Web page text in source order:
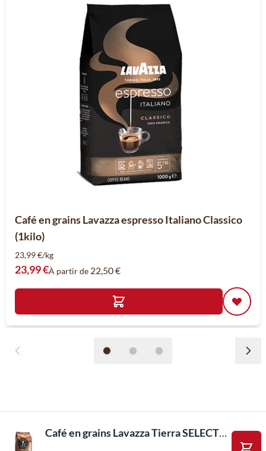
Café en grains Lavazza espresso Italiano Classico
(1kilo)
23,99 €/kg
23,99 €À partir de 22,50 €
Café en grains Lavazza Tierra SELECTION (1kg)